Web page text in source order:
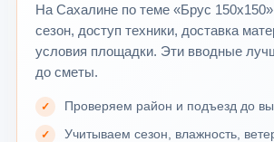
На Сахалине по теме «Брус
сезон, доступ техники, доставка
условия площадки. Эти вводные
до сметы.
Проверяем район и подъезд до
Учитываем сезон, влажность,